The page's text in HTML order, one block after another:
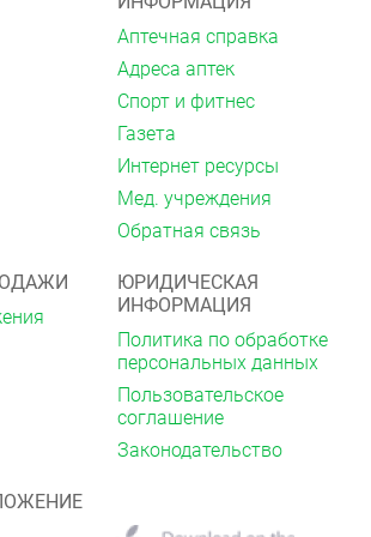
роль.
;определяется равновесием
его через почки в
(около 50 ;%) и окислением в
;%) до метаболитов, которые
почками. Общий клиренс
ч. Период полувыведения (T½)
пациентов с ХСН и одновременным
печени или почек.
гипертензия (АГ);
болезнь сердца (ИБС):
стенокардия;
сердечная недостаточность
Аптечная справка
Адреса аптек
Спорт и фитнес
Газета
Интернет ресурсы
Мед. учреждения
Обратная связь
ЮРИДИЧЕСКАЯ
ИНФОРМАЦИЯ
Политика по обработке
персональных данных
Пользовательское
соглашение
Законодательство